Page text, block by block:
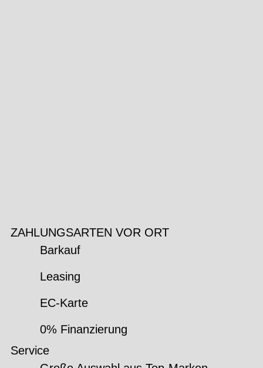
ZAHLUNGSARTEN VOR ORT
Barkauf
Leasing
EC-Karte
0% Finanzierung
Service